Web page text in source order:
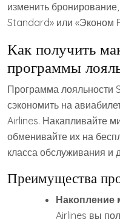
изменить
Standard» или «Эконом
Как получить
программы
Программа лояльности
сэкономить на
Airlines. Накапливайте
обменивайте их на
класса обслуживания и
Преимущества
Накопление
Airlines вы